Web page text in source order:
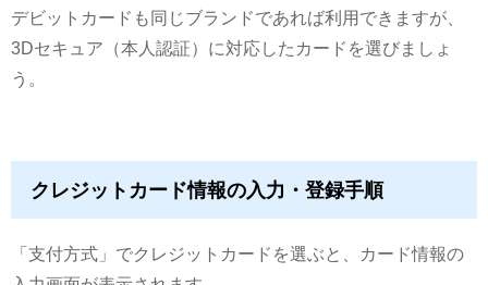
デビットカードも同じブランドであれば利用できますが、
3Dセキュア（本人認証）に対応したカードを選びましょ
う。
クレジットカード情報の入力・登録手順
「支付方式」でクレジットカードを選ぶと、カード情報の